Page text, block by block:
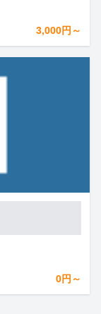
3,000円～
0円～